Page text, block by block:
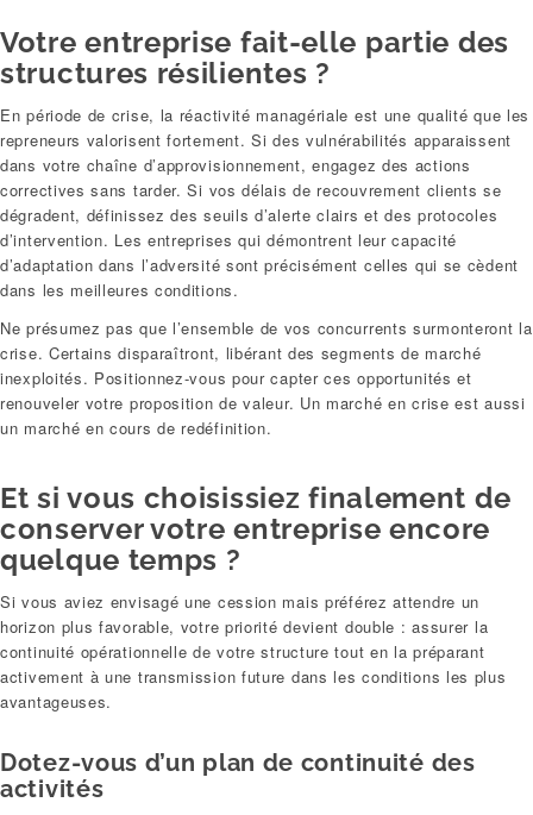
Votre entreprise fait-elle partie des
structures résilientes ?
En période de crise, la réactivité managériale est une qualité que les
repreneurs valorisent fortement. Si des vulnérabilités apparaissent
dans votre chaîne d’approvisionnement, engagez des actions
correctives sans tarder. Si vos délais de recouvrement clients se
dégradent, définissez des seuils d’alerte clairs et des protocoles
d’intervention. Les entreprises qui démontrent leur capacité
d’adaptation dans l’adversité sont précisément celles qui se cèdent
dans les meilleures conditions.
Ne présumez pas que l’ensemble de vos concurrents surmonteront la
crise. Certains disparaîtront, libérant des segments de marché
inexploités. Positionnez-vous pour capter ces opportunités et
renouveler votre proposition de valeur. Un marché en crise est aussi
un marché en cours de redéfinition.
Et si vous choisissiez finalement de
conserver votre entreprise encore
quelque temps ?
Si vous aviez envisagé une cession mais préférez attendre un
horizon plus favorable, votre priorité devient double : assurer la
continuité opérationnelle de votre structure tout en la préparant
activement à une transmission future dans les conditions les plus
avantageuses.
Dotez-vous d’un plan de continuité des
activités